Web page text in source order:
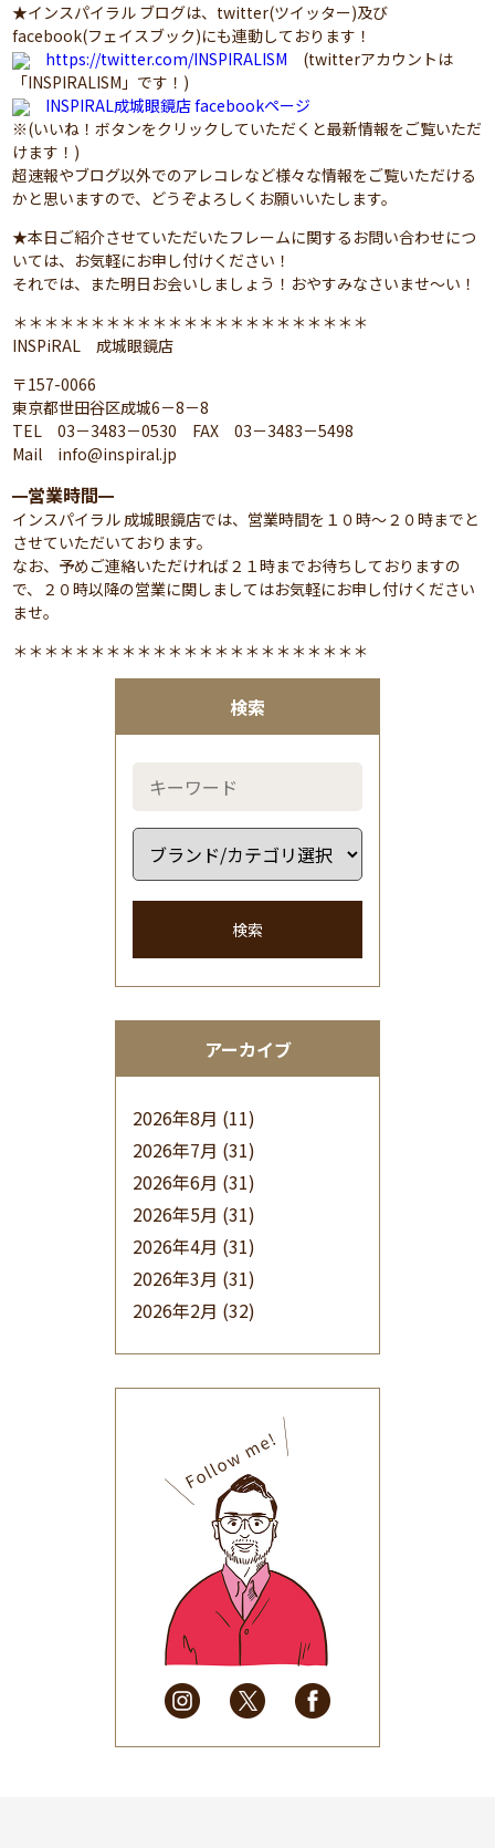
検索
検索
アーカイブ
2026年8月 (11)
2026年7月 (31)
2026年6月 (31)
2026年5月 (31)
2026年4月 (31)
2026年3月 (31)
2026年2月 (32)
(32)
2025年9月(30)
2025年8月(31)
2025年7月(37)
2025年6月(48)
2025年5月
(41)
2025年4月
(32)
2025年3月(31)
2025年2月
(28)
2025年1月
(34)
★インスパイラル ブログは、twitter(ツイッター)及び
facebook(フェイスブック)にも連動しております！
https://twitter.com/INSPIRALISM (twitterアカウントは
「INSPIRALISM」です！)
INSPIRAL成城眼鏡店 facebookページ
※(いいね！ボタンをクリックしていただくと最新情報をご覧いただ
けます！)
超速報やブログ以外でのアレコレなど様々な情報をご覧いただける
かと思いますので、どうぞよろしくお願いいたします。
★本日ご紹介させていただいたフレームに関するお問い合わせにつ
いては、お気軽にお申し付けください！
それでは、また明日お会いしましょう！おやすみなさいませ～い！
＊＊＊＊＊＊＊＊＊＊＊＊＊＊＊＊＊＊＊＊＊＊＊
INSPiRAL 成城眼鏡店
〒157-0066
東京都世田谷区成城6－8－8
TEL 03－3483－0530 FAX 03－3483－5498
Mail info@inspiral.jp
━営業時間━
インスパイラル 成城眼鏡店では、営業時間を１０時～２０時までと
させていただいております。
なお、予めご連絡いただければ２１時までお待ちしておりますの
で、２０時以降の営業に関しましてはお気軽にお申し付けください
ませ。
＊＊＊＊＊＊＊＊＊＊＊＊＊＊＊＊＊＊＊＊＊＊＊